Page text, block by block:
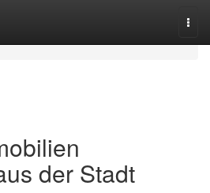
der Stadt